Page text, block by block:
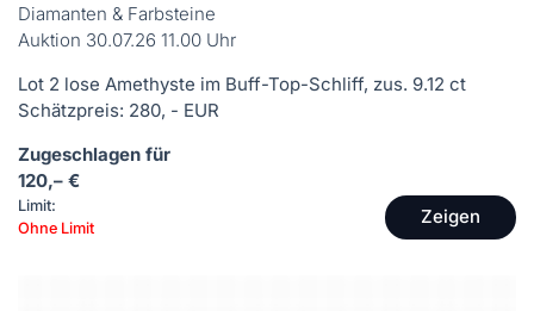
Diamanten & Farbsteine
Auktion 30.07.26 11.00 Uhr
Lot 2 lose Amethyste im Buff-Top-Schliff, zus. 9.12 ct
Schätzpreis: 280, - EUR
Zugeschlagen für
120,– €
Limit:
Ohne Limit
Zeigen